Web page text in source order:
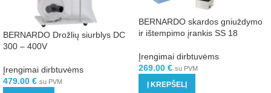
BERNARDO Drožlių siurblys DC
300 – 400V
Įrengimai dirbtuvėms
479.00 € su PVM
BERNARDO skardos gniuždymo
ir ištempimo įrankis SS 18
Įrengimai dirbtuvėms
269.00 € su PVM
Į KREPŠELĮ